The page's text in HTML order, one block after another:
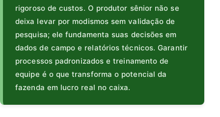
rigoroso de custos. O produtor sênior não se
deixa levar por modismos sem validação de
pesquisa; ele fundamenta suas decisões em
dados de campo e relatórios técnicos. Garantir
processos padronizados e treinamento de
equipe é o que transforma o potencial da
fazenda em lucro real no caixa.